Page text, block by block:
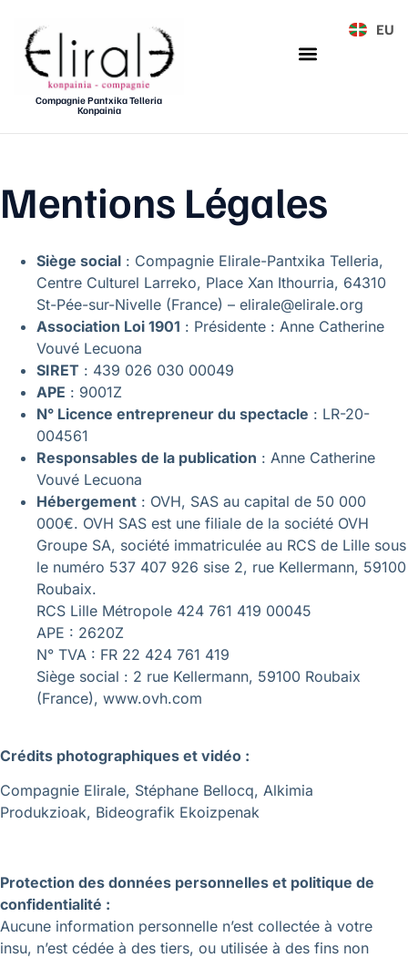
Compagnie Pantxika Telleria
Konpainia
EU
Mentions Légales
Siège social : Compagnie Elirale-Pantxika Telleria,
Centre Culturel Larreko, Place Xan Ithourria, 64310
St-Pée-sur-Nivelle (France) – elirale@elirale.org
Association Loi 1901 : Présidente : Anne Catherine
Vouvé Lecuona
SIRET : 439 026 030 00049
APE : 9001Z
N° Licence entrepreneur du spectacle : LR-20-
004561
Responsables de la publication : Anne Catherine
Vouvé Lecuona
Hébergement : OVH, SAS au capital de 50 000
000€. OVH SAS est une filiale de la société OVH
Groupe SA, société immatriculée au RCS de Lille sous
le numéro 537 407 926 sise 2, rue Kellermann, 59100
Roubaix.
RCS Lille Métropole 424 761 419 00045
APE : 2620Z
N° TVA : FR 22 424 761 419
Siège social : 2 rue Kellermann, 59100 Roubaix
(France), www.ovh.com
Crédits photographiques et vidéo :
Compagnie Elirale, Stéphane Bellocq, Alkimia
Produkzioak, Bideografik Ekoizpenak
Protection des données personnelles et politique de
confidentialité :
Aucune information personnelle n’est collectée à votre
insu, n’est cédée à des tiers, ou utilisée à des fins non